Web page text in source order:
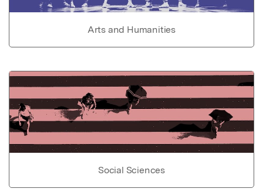
Arts and Humanities
Social Sciences